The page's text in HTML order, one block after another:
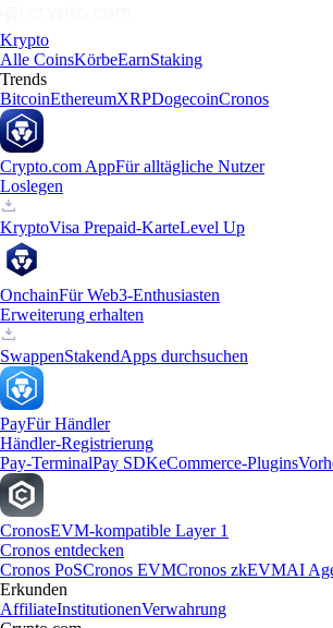
Krypto
Alle CoinsKörbeEarnStaking
Trends
BitcoinEthereumXRPDogecoinCronos
Crypto.com AppFür alltägliche Nutzer
Loslegen
KryptoVisa Prepaid-KarteLevel Up
OnchainFür Web3-Enthusiasten
Erweiterung erhalten
SwappenStakendApps durchsuchen
PayFür Händler
Händler-Registrierung
Pay-TerminalPay SDKeCommerce-Plugins
CronosEVM-kompatible Layer 1
Cronos entdecken
Cronos PoSCronos EVMCronos zkEVMAI
Erkunden
AffiliateInstitutionenVerwahrung